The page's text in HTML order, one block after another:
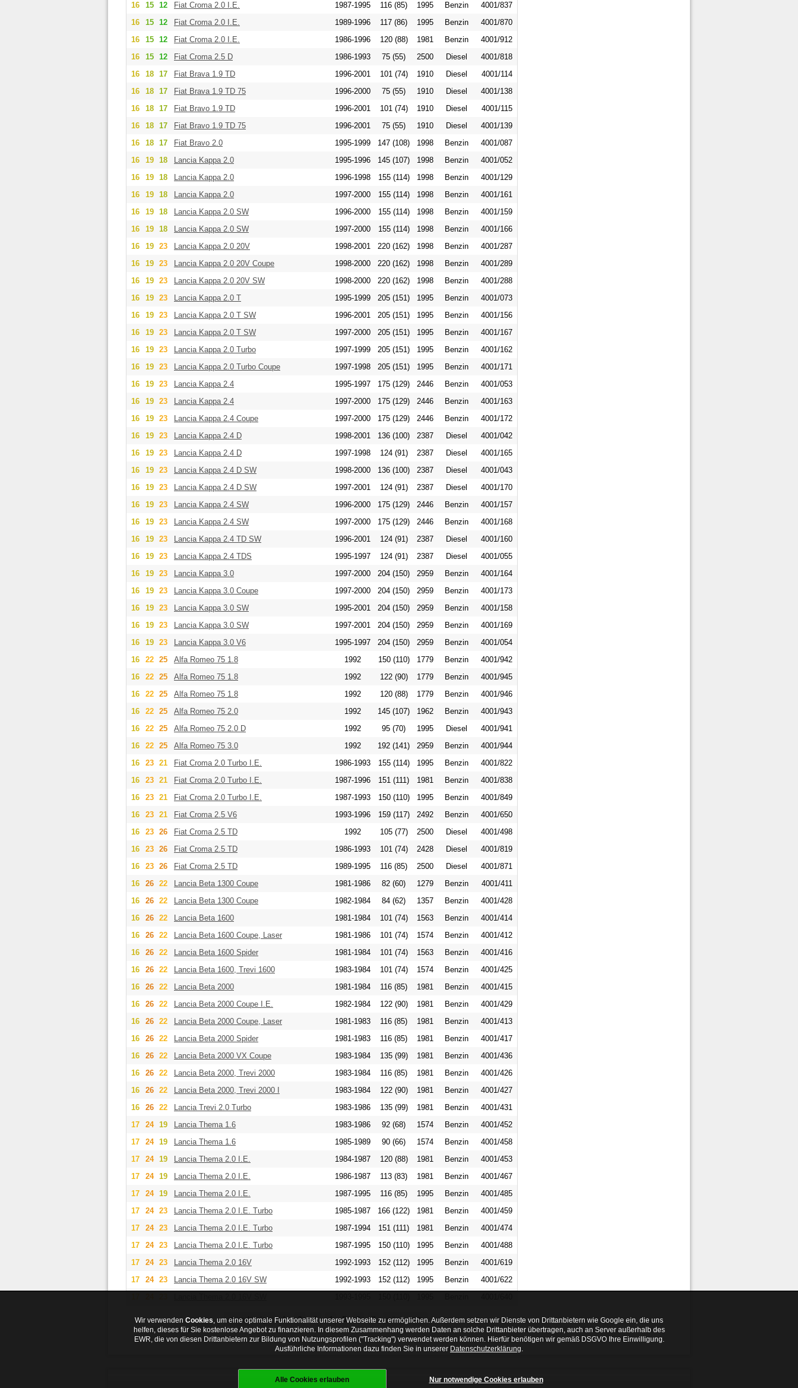
16
15 12 Fiat Croma 2.0 I.E. 1987-1995 116 (85) 1995 Benzin
4001/837
16
15 12 Fiat Croma 2.0 I.E. 1989-1996 117 (86) 1995 Benzin
4001/870
16
15 12 Fiat Croma 2.0 I.E. 1986-1996 120 (88) 1981 Benzin
4001/912
16
15 12 Fiat Croma 2.5 D 1986-1993 75 (55) 2500 Diesel
4001/818
16
18 17 Fiat Brava 1.9 TD 1996-2001 101 (74) 1910 Diesel
4001/114
16
18 17 Fiat Brava 1.9 TD 75 1996-2000 75 (55) 1910 Diesel
4001/138
16
18 17 Fiat Bravo 1.9 TD 1996-2001 101 (74) 1910 Diesel
4001/115
16
18 17 Fiat Bravo 1.9 TD 75 1996-2001 75 (55) 1910 Diesel
4001/139
16
18 17 Fiat Bravo 2.0 1995-1999 147 (108) 1998 Benzin
4001/087
16
19 18 Lancia Kappa 2.0 1995-1996 145 (107) 1998 Benzin
4001/052
16
19 18 Lancia Kappa 2.0 1996-1998 155 (114) 1998 Benzin
4001/129
16
19 18 Lancia Kappa 2.0 1997-2000 155 (114) 1998 Benzin
4001/161
16
19 18 Lancia Kappa 2.0 SW 1996-2000 155 (114) 1998 Benzin
4001/159
16
19 18 Lancia Kappa 2.0 SW 1997-2000 155 (114) 1998 Benzin
4001/166
16
19 23 Lancia Kappa 2.0 20V 1998-2001 220 (162) 1998 Benzin
4001/287
16
19 23 Lancia Kappa 2.0 20V Coupe 1998-2000 220 (162) 1998 Benzin
4001/289
16
19 23 Lancia Kappa 2.0 20V SW 1998-2000 220 (162) 1998 Benzin
4001/288
16
19 23 Lancia Kappa 2.0 T 1995-1999 205 (151) 1995 Benzin
4001/073
16
19 23 Lancia Kappa 2.0 T SW 1996-2001 205 (151) 1995 Benzin
4001/156
16
19 23 Lancia Kappa 2.0 T SW 1997-2000 205 (151) 1995 Benzin
4001/167
16
19 23 Lancia Kappa 2.0 Turbo 1997-1999 205 (151) 1995 Benzin
4001/162
16
19 23 Lancia Kappa 2.0 Turbo Coupe 1997-1998 205 (151) 1995 Benzin
4001/171
16
19 23 Lancia Kappa 2.4 1995-1997 175 (129) 2446 Benzin
4001/053
16
19 23 Lancia Kappa 2.4 1997-2000 175 (129) 2446 Benzin
4001/163
16
19 23 Lancia Kappa 2.4 Coupe 1997-2000 175 (129) 2446 Benzin
4001/172
16
19 23 Lancia Kappa 2.4 D 1998-2001 136 (100) 2387 Diesel
4001/042
16
19 23 Lancia Kappa 2.4 D 1997-1998 124 (91) 2387 Diesel
4001/165
16
19 23 Lancia Kappa 2.4 D SW 1998-2000 136 (100) 2387 Diesel
4001/043
16
19 23 Lancia Kappa 2.4 D SW 1997-2001 124 (91) 2387 Diesel
4001/170
16
19 23 Lancia Kappa 2.4 SW 1996-2000 175 (129) 2446 Benzin
4001/157
16
19 23 Lancia Kappa 2.4 SW 1997-2000 175 (129) 2446 Benzin
4001/168
16
19 23 Lancia Kappa 2.4 TD SW 1996-2001 124 (91) 2387 Diesel
4001/160
16
19 23 Lancia Kappa 2.4 TDS 1995-1997 124 (91) 2387 Diesel
4001/055
16
19 23 Lancia Kappa 3.0 1997-2000 204 (150) 2959 Benzin
4001/164
16
19 23 Lancia Kappa 3.0 Coupe 1997-2000 204 (150) 2959 Benzin
4001/173
16
19 23 Lancia Kappa 3.0 SW 1995-2001 204 (150) 2959 Benzin
4001/158
16
19 23 Lancia Kappa 3.0 SW 1997-2001 204 (150) 2959 Benzin
4001/169
16
19 23 Lancia Kappa 3.0 V6 1995-1997 204 (150) 2959 Benzin
4001/054
16
22 25 Alfa Romeo 75 1.8 1992 150 (110) 1779 Benzin
4001/942
16
22 25 Alfa Romeo 75 1.8 1992 122 (90) 1779 Benzin
4001/945
16
22 25 Alfa Romeo 75 1.8 1992 120 (88) 1779 Benzin
4001/946
16
22 25 Alfa Romeo 75 2.0 1992 145 (107) 1962 Benzin
4001/943
16
22 25 Alfa Romeo 75 2.0 D 1992 95 (70) 1995 Diesel
4001/941
16
22 25 Alfa Romeo 75 3.0 1992 192 (141) 2959 Benzin
4001/944
16
23 21 Fiat Croma 2.0 Turbo I.E. 1986-1993 155 (114) 1995 Benzin
4001/822
16
23 21 Fiat Croma 2.0 Turbo I.E. 1987-1996 151 (111) 1981 Benzin
4001/838
16
23 21 Fiat Croma 2.0 Turbo I.E. 1987-1993 150 (110) 1995 Benzin
4001/849
16
23 21 Fiat Croma 2.5 V6 1993-1996 159 (117) 2492 Benzin
4001/650
16
23 26 Fiat Croma 2.5 TD 1992 105 (77) 2500 Diesel
4001/498
16
23 26 Fiat Croma 2.5 TD 1986-1993 101 (74) 2428 Diesel
4001/819
16
23 26 Fiat Croma 2.5 TD 1989-1995 116 (85) 2500 Diesel
4001/871
16
26 22 Lancia Beta 1300 Coupe 1981-1986 82 (60) 1279 Benzin
4001/411
16
26 22 Lancia Beta 1300 Coupe 1982-1984 84 (62) 1357 Benzin
4001/428
16
26 22 Lancia Beta 1600 1981-1984 101 (74) 1563 Benzin
4001/414
16
26 22 Lancia Beta 1600 Coupe, Laser 1981-1986 101 (74) 1574 Benzin
4001/412
16
26 22 Lancia Beta 1600 Spider 1981-1984 101 (74) 1563 Benzin
4001/416
16
26 22 Lancia Beta 1600, Trevi 1600 1983-1984 101 (74) 1574 Benzin
4001/425
16
26 22 Lancia Beta 2000 1981-1984 116 (85) 1981 Benzin
4001/415
16
26 22 Lancia Beta 2000 Coupe I.E. 1982-1984 122 (90) 1981 Benzin
4001/429
16
26 22 Lancia Beta 2000 Coupe, Laser 1981-1983 116 (85) 1981 Benzin
4001/413
16
26 22 Lancia Beta 2000 Spider 1981-1983 116 (85) 1981 Benzin
4001/417
16
26 22 Lancia Beta 2000 VX Coupe 1983-1984 135 (99) 1981 Benzin
4001/436
16
26 22 Lancia Beta 2000, Trevi 2000 1983-1984 116 (85) 1981 Benzin
4001/426
16
26 22 Lancia Beta 2000, Trevi 2000 I 1983-1984 122 (90) 1981 Benzin
4001/427
16
26 22 Lancia Trevi 2.0 Turbo 1983-1986 135 (99) 1981 Benzin
4001/431
17
24 19 Lancia Thema 1.6 1983-1986 92 (68) 1574 Benzin
4001/452
17
24 19 Lancia Thema 1.6 1985-1989 90 (66) 1574 Benzin
4001/458
17
24 19 Lancia Thema 2.0 I.E. 1984-1987 120 (88) 1981 Benzin
4001/453
17
24 19 Lancia Thema 2.0 I.E. 1986-1987 113 (83) 1981 Benzin
4001/467
17
24 19 Lancia Thema 2.0 I.E. 1987-1995 116 (85) 1995 Benzin
4001/485
17
24 23 Lancia Thema 2.0 I.E. Turbo 1985-1987 166 (122) 1981 Benzin
4001/459
17
24 23 Lancia Thema 2.0 I.E. Turbo 1987-1994 151 (111) 1981 Benzin
4001/474
17
24 23 Lancia Thema 2.0 I.E. Turbo 1987-1995 150 (110) 1995 Benzin
4001/488
17
24 23 Lancia Thema 2.0 16V 1992-1993 152 (112) 1995 Benzin
4001/619
17
24 23 Lancia Thema 2.0 16V SW 1992-1993 152 (112) 1995 Benzin
4001/622
◀ vorherige 1 2 3 4 5 6 7 nächste ▶
Wir verwenden Cookies, um eine optimale Funktionalität unserer Webseite zu ermöglichen. Außerdem setzen wir Dienste von Drittanbietern wie Google ein, die uns
helfen, dieses für Sie kostenlose Angebot zu finanzieren. In diesem Zusammenhang werden Daten an solche Drittanbieter übertragen, auch an Server außerhalb des
EWR, die von diesen Drittanbietern zur Bildung von Nutzungsprofilen ("Tracking") verwendet werden können. Hierfür benötigen wir gemäß DSGVO Ihre Einwilligung.
Ausführliche Informationen dazu finden Sie in unserer Datenschutzerklärung.
Alle Cookies erlauben Nur notwendige Cookies erlauben